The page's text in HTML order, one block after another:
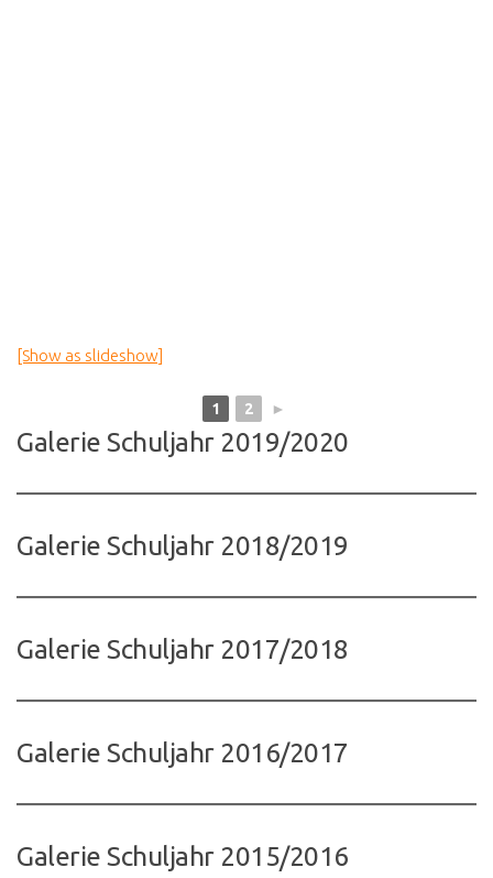
[Show as slideshow]
1 2 ►
Galerie Schuljahr 2019/2020
Galerie Schuljahr 2018/2019
Galerie Schuljahr 2017/2018
Galerie Schuljahr 2016/2017
Galerie Schuljahr 2015/2016